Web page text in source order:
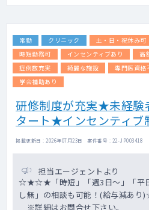
ファースト
時間外・土
度、対応をお
※夜24時以降
常勤 クリニック 土・日・祝休み可
時短勤務可
インセンティブあり 高
症例数充実
綺麗な施設 専門医資格
学会補助あり
研修制度が充実★未経験
タート★インセンティ
掲載更新日 : 2026年07月23日 案件番号 : 22-JP003418
担当エージェントより
☆★☆★「時短」「週3日～」「平
し無」の相談も可能！(給与減あ
※詳細はお問合せ下さい。